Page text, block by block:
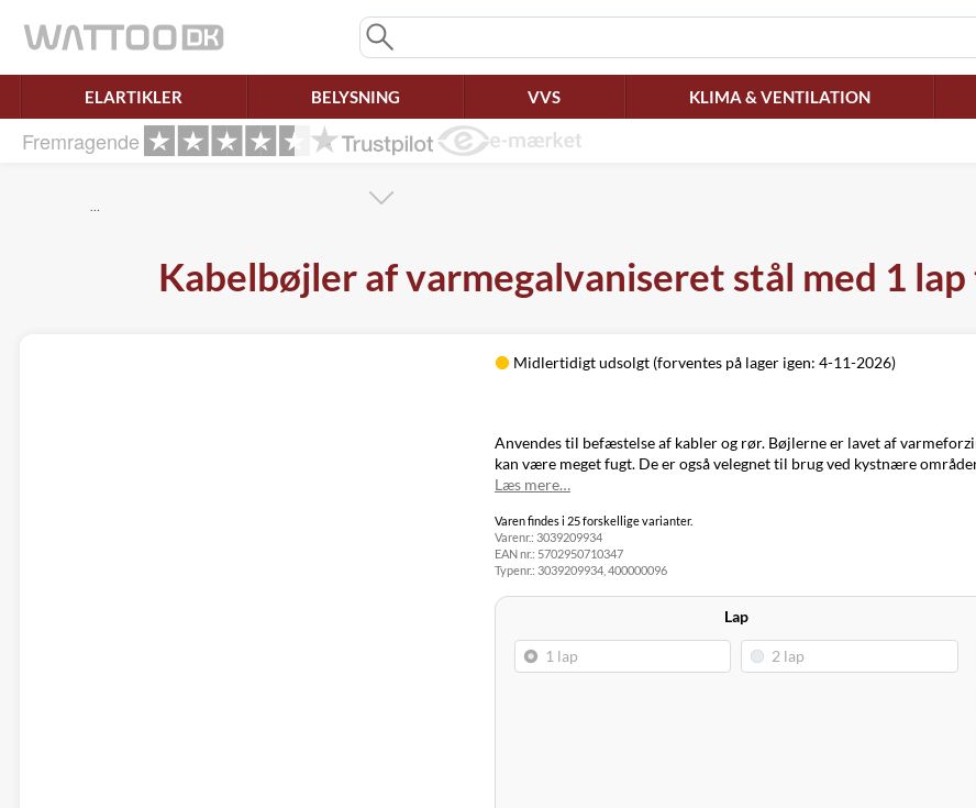
ELARTIKLER BELYSNING VVS KLIMA & VENTILATION
Fremragende
…
Kabelbøjler af varmegalvaniseret stål med 1
Midlertidigt udsolgt (forventes på lager igen: 4-11-2026)
Anvendes til befæstelse af kabler og rør. Bøjlerne er lavet af
kan være meget fugt. De er også velegnet til brug ved kystnære
Læs mere…
Varen findes i 25 forskellige varianter.
Varenr.: 3039209934
EAN nr.: 5702950710347
Typenr.: 3039209934, 400000096
Lap
Ret samtykke!